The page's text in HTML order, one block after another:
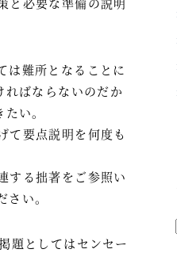
は難所となることに
ばならないのだか
い。
て要点説明を何度も
する拙著をご参照い
い。
題としてはセンセー